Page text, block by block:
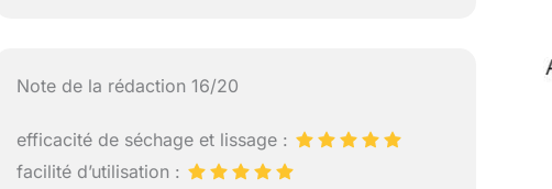
Note de la rédaction 16/20
efficacité de séchage et lissage :
facilité d’utilisation :